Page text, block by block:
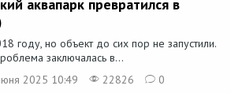
аквапарк превратился в
году, но объект до сих пор не запустили.
заключалась в...
2025 10:49 22826 0